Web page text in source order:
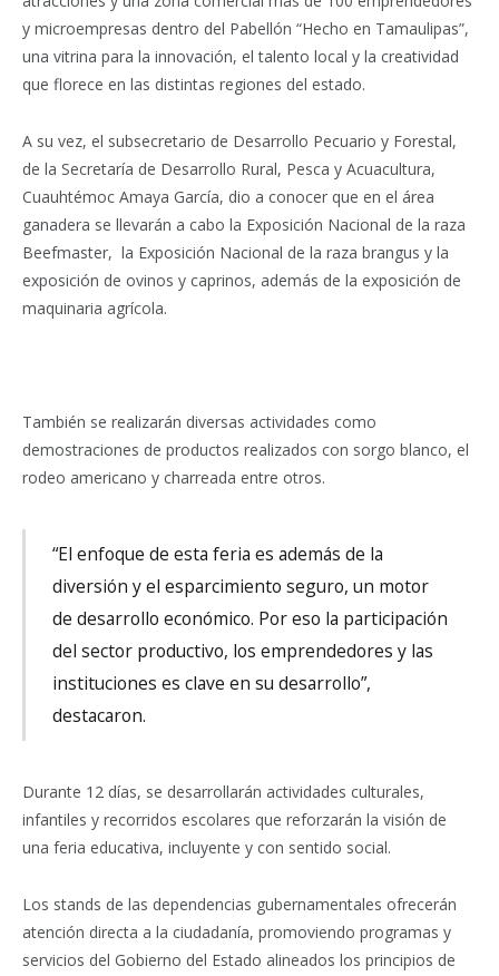
y microempresas dentro del Pabellón “Hecho en Tamaulipas”,
una vitrina para la innovación, el talento local y la creatividad
que florece en las distintas regiones del estado.
A su vez, el subsecretario de Desarrollo Pecuario y Forestal,
de la Secretaría de Desarrollo Rural, Pesca y Acuacultura,
Cuauhtémoc Amaya García, dio a conocer que en el área
ganadera se llevarán a cabo la Exposición Nacional de la raza
Beefmaster, la Exposición Nacional de la raza brangus y la
exposición de ovinos y caprinos, además de la exposición de
maquinaria agrícola.
También se realizarán diversas actividades como
demostraciones de productos realizados con sorgo blanco, el
rodeo americano y charreada entre otros.
“El enfoque de esta feria es además de la
diversión y el esparcimiento seguro, un motor
de desarrollo económico. Por eso la participación
del sector productivo, los emprendedores y las
instituciones es clave en su desarrollo”,
destacaron.
Durante 12 días, se desarrollarán actividades culturales,
infantiles y recorridos escolares que reforzarán la visión de
una feria educativa, incluyente y con sentido social.
Los stands de las dependencias gubernamentales ofrecerán
atención directa a la ciudadanía, promoviendo programas y
servicios del Gobierno del Estado alineados los principios de